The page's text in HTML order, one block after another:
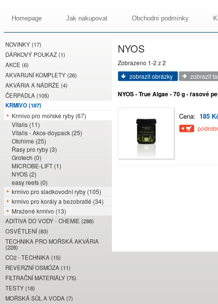
Homepage Jak nakupovat Obchodní podmínky
NOVINKY (17)
DÁRKOVÝ POUKAZ (1)
AKCE (6)
AKVARIJNÍ KOMPLETY (26)
AKVÁRIA A NÁDRŽE (4)
ČERPADLA (105)
KRMIVO (187)
Krmivo pro mořské ryby (67)
Vitalis (11)
Vitalis - Akce-doypack (25)
Otohime (25)
Řasy pro ryby (3)
Grotech (0)
MICROBE-LIFT (1)
NYOS (2)
easy reefs (0)
krmivo pro sladkovodní ryby (105)
krmivo pro korály a bezobratlé (34)
Mražené krmivo (13)
ADITIVA DO VODY - CHEMIE (288)
OSVĚTLENÍ (83)
TECHNIKA PRO MOŘSKÁ AKVÁRIA
(228)
CO2 - TECHNIKA (15)
REVERZNÍ OSMÓZA (11)
FILTRAČNÍ MATERIÁLY (75)
TESTY (18)
MOŘSKÁ SŮL A VODA (7)
NYOS
Zobrazeno 1-2 z 2
zobrazit obrázky
zobrazit
NYOS - True Algae - 70 g - řasové
Cena: 185